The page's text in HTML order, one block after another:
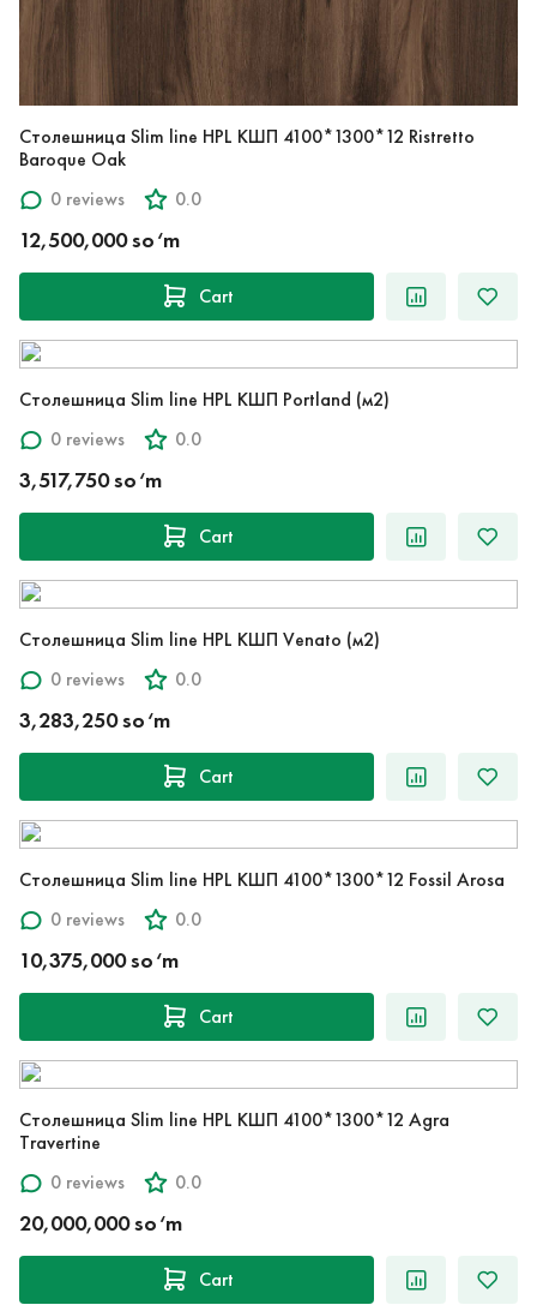
Столешница Slim line HPL КШП 4100*1300*12 Ristretto
Baroque Oak
0 reviews
0.0
12,500,000 so‘m
Cart
Столешница Slim line HPL КШП Portland (м2)
0 reviews
0.0
3,517,750 so‘m
Cart
Столешница Slim line HPL КШП Venato (м2)
0 reviews
0.0
3,283,250 so‘m
Cart
Столешница Slim line HPL КШП 4100*1300*12 Fossil Arosa
0 reviews
0.0
10,375,000 so‘m
Cart
Столешница Slim line HPL КШП 4100*1300*12 Agra
Travertine
0 reviews
0.0
20,000,000 so‘m
Cart